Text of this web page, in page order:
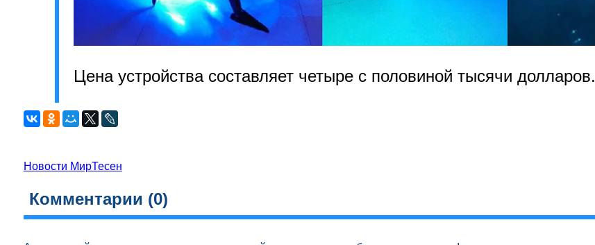
Цена устройства составляет четыре с половиной тысячи долларов.
Новости МирТесен
Комментарии (0)